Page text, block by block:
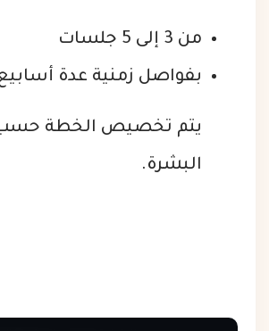
من 3 إلى 5 جلسات
بفواصل زمنية عدة
يتم تخصيص الخطة حسب
البشرة.